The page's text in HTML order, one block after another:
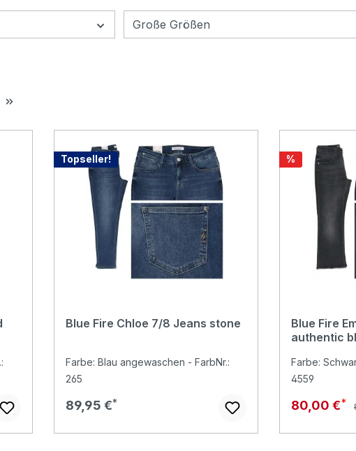
Große Größen
Topseller!
Blue Fire Chloe 7/8 Jeans stone
Farbe: Blau angewaschen - FarbNr.:
265
Regulärer Preis:
89,95 €
Rabatt
%
Blue Fire
authentic
Farbe:
4559
80,00 €